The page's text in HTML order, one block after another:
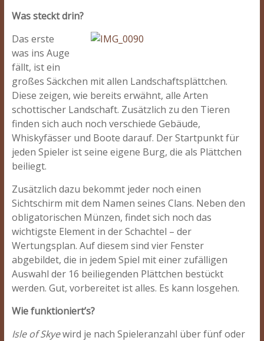
Was steckt drin?
Das erste
was ins Auge
fällt, ist ein
großes Säckchen mit allen Landschaftsplättchen.
Diese zeigen, wie bereits erwähnt, alle Arten
schottischer Landschaft. Zusätzlich zu den Tieren
finden sich auch noch verschiede Gebäude,
Whiskyfässer und Boote darauf. Der Startpunkt für
jeden Spieler ist seine eigene Burg, die als Plättchen
beiliegt.
Zusätzlich dazu bekommt jeder noch einen
Sichtschirm mit dem Namen seines Clans. Neben den
obligatorischen Münzen, findet sich noch das
wichtigste Element in der Schachtel – der
Wertungsplan. Auf diesem sind vier Fenster
abgebildet, die in jedem Spiel mit einer zufälligen
Auswahl der 16 beiliegenden Plättchen bestückt
werden. Gut, vorbereitet ist alles. Es kann losgehen.
Wie funktioniert’s?
Isle of Skyewird je nach Spieleranzahl über fünf oder